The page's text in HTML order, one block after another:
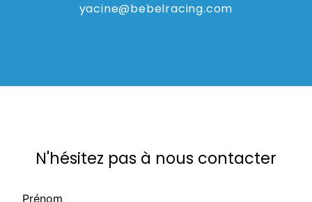
yacine@bebelracing.com
N'hésitez pas à nous contacter